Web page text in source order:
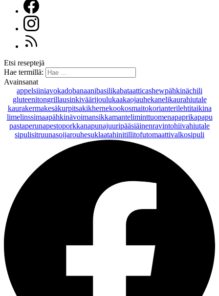
Etsi reseptejä
Hae termillä:
Avainsanat
appelsiiniavokadobanaanibasilikabataatticashewpähkinächili
gluteenitongrillausinkiväärijoulukaakaojauhekanelikaurahiutale
kaurakermakesäkurpitsakikhernekookosmaitokorianterilehtitaikina
limelinssimaapähkinävoimansikkamanteliminttuomenapaprikapapu
pastaperunapestoporkkanapunajuuripääsiäinenravintohiivahiutale
sipulisitruunasoijarouhesuklaatahinitillitofutomaattivalkosipuli